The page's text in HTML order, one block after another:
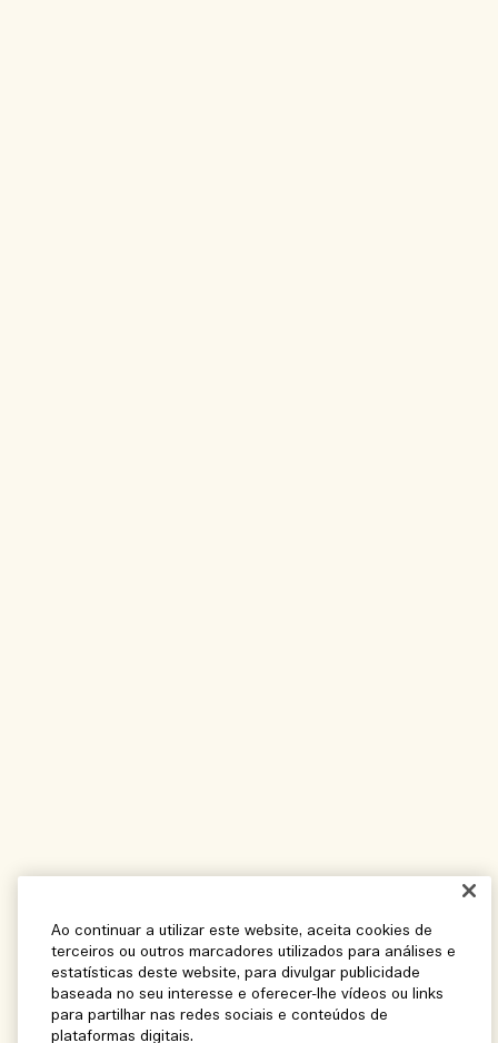
Ao continuar a utilizar este website, aceita cookies de
terceiros ou outros marcadores utilizados para análises e
estatísticas deste website, para divulgar publicidade
baseada no seu interesse e oferecer-lhe vídeos ou links
para partilhar nas redes sociais e conteúdos de
plataformas digitais.